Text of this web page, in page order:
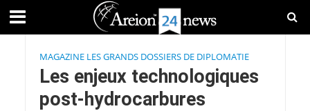
MAGAZINE LES GRANDS DOSSIERS DE DIPLOMATIE
Les enjeux technologiques
post-hydrocarbures